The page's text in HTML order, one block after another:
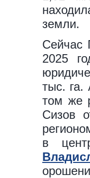
земли.
Сейчас
2025
тыс. га.
том же
Сизов
в